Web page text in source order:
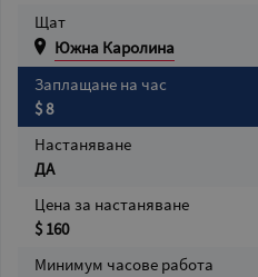
Щат
Южна Каролина
Заплащане на час
$ 8
Настаняване
ДА
Цена за настаняване
$ 160
Минимум часове работа